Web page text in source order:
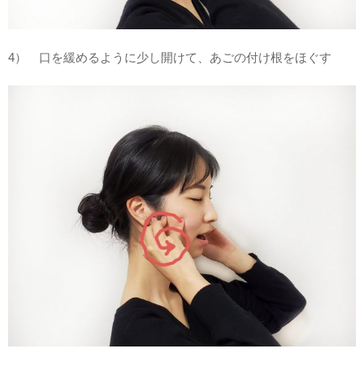
4） 口を緩めるように少し開けて、あごの付け根をほぐす